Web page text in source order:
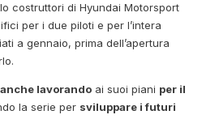
costruttori di Hyundai Motorsport
per i due piloti e per l’intera
a gennaio, prima dell’apertura
lavorando ai suoi piani per il
la serie per sviluppare i futuri